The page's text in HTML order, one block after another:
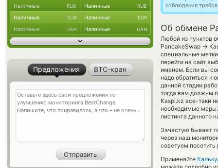
соблюдения
Об обмене
Любой из пунктов
PancakeSwap →
специальные
перейти на сайт
именем. Если вы
надо обратиться к
данной стадии
тогда вам должны
Kaspi.kz все-таки
необходимые
листинга данного
Зачастую бывает
через наш
советуем посетить
Применяйте
Наличные RUB Наличные RUB
Наличные EUR Наличные EUR
Наличные UAH Наличные UAH
Предложения BTC-кран